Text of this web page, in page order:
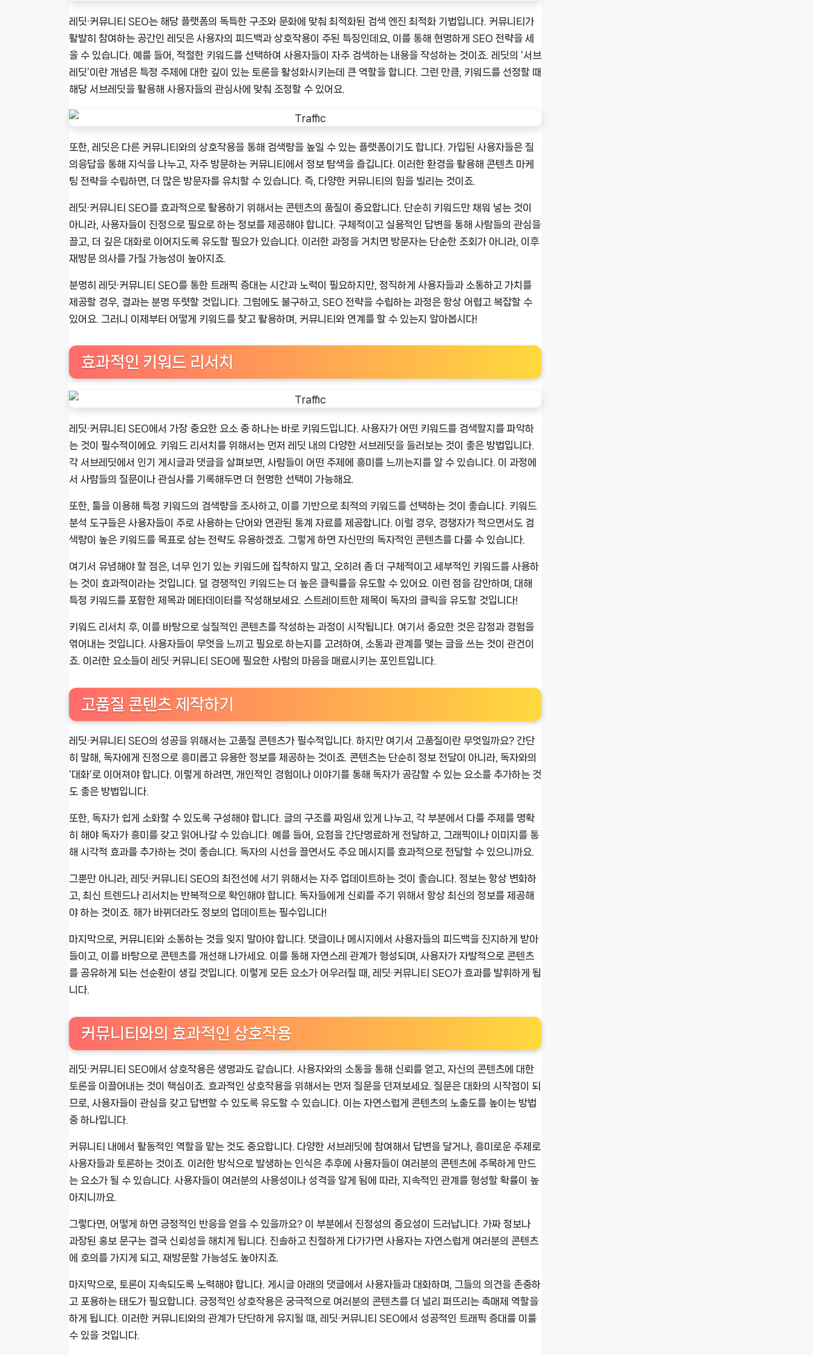
레딧·커뮤니티 SEO는 해당 플랫폼의 독특한 구조와 문화에 맞춰 최적화된 검색 엔진 최적화 기법입니다. 커뮤니티가
활발히 참여하는 공간인 레딧은 사용자의 피드백과 상호작용이 주된 특징인데요, 이를 통해 현명하게 SEO 전략을 세
울 수 있습니다. 예를 들어, 적절한 키워드를 선택하여 사용자들이 자주 검색하는 내용을 작성하는 것이죠. 레딧의 ‘서브
레딧’이란 개념은 특정 주제에 대한 깊이 있는 토론을 활성화시키는데 큰 역할을 합니다. 그런 만큼, 키워드를 선정할 때
해당 서브레딧을 활용해 사용자들의 관심사에 맞춰 조정할 수 있어요.
또한, 레딧은 다른 커뮤니티와의 상호작용을 통해 검색량을 높일 수 있는 플랫폼이기도 합니다. 가입된 사용자들은 질
의응답을 통해 지식을 나누고, 자주 방문하는 커뮤니티에서 정보 탐색을 즐깁니다. 이러한 환경을 활용해 콘텐츠 마케
팅 전략을 수립하면, 더 많은 방문자를 유치할 수 있습니다. 즉, 다양한 커뮤니티의 힘을 빌리는 것이죠.
레딧·커뮤니티 SEO를 효과적으로 활용하기 위해서는 콘텐츠의 품질이 중요합니다. 단순히 키워드만 채워 넣는 것이
아니라, 사용자들이 진정으로 필요로 하는 정보를 제공해야 합니다. 구체적이고 실용적인 답변을 통해 사람들의 관심을
끌고, 더 깊은 대화로 이어지도록 유도할 필요가 있습니다. 이러한 과정을 거치면 방문자는 단순한 조회가 아니라, 이후
재방문 의사를 가질 가능성이 높아지죠.
분명히 레딧·커뮤니티 SEO를 통한 트래픽 증대는 시간과 노력이 필요하지만, 정직하게 사용자들과 소통하고 가치를
제공할 경우, 결과는 분명 뚜렷할 것입니다. 그럼에도 불구하고, SEO 전략을 수립하는 과정은 항상 어렵고 복잡할 수
있어요. 그러니 이제부터 어떻게 키워드를 찾고 활용하며, 커뮤니티와 연계를 할 수 있는지 알아봅시다!
효과적인 키워드 리서치
레딧·커뮤니티 SEO에서 가장 중요한 요소 중 하나는 바로 키워드입니다. 사용자가 어떤 키워드를 검색할지를 파악하
는 것이 필수적이에요. 키워드 리서치를 위해서는 먼저 레딧 내의 다양한 서브레딧을 둘러보는 것이 좋은 방법입니다.
각 서브레딧에서 인기 게시글과 댓글을 살펴보면, 사람들이 어떤 주제에 흥미를 느끼는지를 알 수 있습니다. 이 과정에
서 사람들의 질문이나 관심사를 기록해두면 더 현명한 선택이 가능해요.
또한, 툴을 이용해 특정 키워드의 검색량을 조사하고, 이를 기반으로 최적의 키워드를 선택하는 것이 좋습니다. 키워드
분석 도구들은 사용자들이 주로 사용하는 단어와 연관된 통계 자료를 제공합니다. 이럴 경우, 경쟁자가 적으면서도 검
색량이 높은 키워드를 목표로 삼는 전략도 유용하겠죠. 그렇게 하면 자신만의 독자적인 콘텐츠를 다룰 수 있습니다.
여기서 유념해야 할 점은, 너무 인기 있는 키워드에 집착하지 말고, 오히려 좀 더 구체적이고 세부적인 키워드를 사용하
는 것이 효과적이라는 것입니다. 덜 경쟁적인 키워드는 더 높은 클릭률을 유도할 수 있어요. 이런 점을 감안하며, 대해
특정 키워드를 포함한 제목과 메타데이터를 작성해보세요. 스트레이트한 제목이 독자의 클릭을 유도할 것입니다!
키워드 리서치 후, 이를 바탕으로 실질적인 콘텐츠를 작성하는 과정이 시작됩니다. 여기서 중요한 것은 감정과 경험을
엮어내는 것입니다. 사용자들이 무엇을 느끼고 필요로 하는지를 고려하여, 소통과 관계를 맺는 글을 쓰는 것이 관건이
죠. 이러한 요소들이 레딧·커뮤니티 SEO에 필요한 사람의 마음을 매료시키는 포인트입니다.
고품질 콘텐츠 제작하기
레딧·커뮤니티 SEO의 성공을 위해서는 고품질 콘텐츠가 필수적입니다. 하지만 여기서 고품질이란 무엇일까요? 간단
히 말해, 독자에게 진정으로 흥미롭고 유용한 정보를 제공하는 것이죠. 콘텐츠는 단순히 정보 전달이 아니라, 독자와의
‘대화’로 이어져야 합니다. 이렇게 하려면, 개인적인 경험이나 이야기를 통해 독자가 공감할 수 있는 요소를 추가하는 것
도 좋은 방법입니다.
또한, 독자가 쉽게 소화할 수 있도록 구성해야 합니다. 글의 구조를 짜임새 있게 나누고, 각 부분에서 다룰 주제를 명확
히 해야 독자가 흥미를 갖고 읽어나갈 수 있습니다. 예를 들어, 요점을 간단명료하게 전달하고, 그래픽이나 이미지를 통
해 시각적 효과를 추가하는 것이 좋습니다. 독자의 시선을 끌면서도 주요 메시지를 효과적으로 전달할 수 있으니까요.
그뿐만 아니라, 레딧·커뮤니티 SEO의 최전선에 서기 위해서는 자주 업데이트하는 것이 좋습니다. 정보는 항상 변화하
고, 최신 트렌드나 리서치는 반복적으로 확인해야 합니다. 독자들에게 신뢰를 주기 위해서 항상 최신의 정보를 제공해
야 하는 것이죠. 해가 바뀌더라도 정보의 업데이트는 필수입니다!
마지막으로, 커뮤니티와 소통하는 것을 잊지 말아야 합니다. 댓글이나 메시지에서 사용자들의 피드백을 진지하게 받아
들이고, 이를 바탕으로 콘텐츠를 개선해 나가세요. 이를 통해 자연스레 관계가 형성되며, 사용자가 자발적으로 콘텐츠
를 공유하게 되는 선순환이 생길 것입니다. 이렇게 모든 요소가 어우러질 때, 레딧·커뮤니티 SEO가 효과를 발휘하게 됩
니다.
커뮤니티와의 효과적인 상호작용
레딧·커뮤니티 SEO에서 상호작용은 생명과도 같습니다. 사용자와의 소통을 통해 신뢰를 얻고, 자신의 콘텐츠에 대한
토론을 이끌어내는 것이 핵심이죠. 효과적인 상호작용을 위해서는 먼저 질문을 던져보세요. 질문은 대화의 시작점이 되
므로, 사용자들이 관심을 갖고 답변할 수 있도록 유도할 수 있습니다. 이는 자연스럽게 콘텐츠의 노출도를 높이는 방법
중 하나입니다.
커뮤니티 내에서 활동적인 역할을 맡는 것도 중요합니다. 다양한 서브레딧에 참여해서 답변을 달거나, 흥미로운 주제로
사용자들과 토론하는 것이죠. 이러한 방식으로 발생하는 인식은 추후에 사용자들이 여러분의 콘텐츠에 주목하게 만드
는 요소가 될 수 있습니다. 사용자들이 여러분의 사용성이나 성격을 알게 됨에 따라, 지속적인 관계를 형성할 확률이 높
아지니까요.
그렇다면, 어떻게 하면 긍정적인 반응을 얻을 수 있을까요? 이 부분에서 진정성의 중요성이 드러납니다. 가짜 정보나
과장된 홍보 문구는 결국 신뢰성을 해치게 됩니다. 진솔하고 친절하게 다가가면 사용자는 자연스럽게 여러분의 콘텐츠
에 호의를 가지게 되고, 재방문할 가능성도 높아지죠.
마지막으로, 토론이 지속되도록 노력해야 합니다. 게시글 아래의 댓글에서 사용자들과 대화하며, 그들의 의견을 존중하
고 포용하는 태도가 필요합니다. 긍정적인 상호작용은 궁극적으로 여러분의 콘텐츠를 더 널리 퍼뜨리는 촉매제 역할을
하게 됩니다. 이러한 커뮤니티와의 관계가 단단하게 유지될 때, 레딧·커뮤니티 SEO에서 성공적인 트래픽 증대를 이룰
수 있을 것입니다.